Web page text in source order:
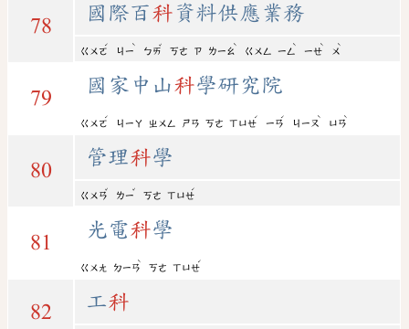
78
國際百科 資料供應業務
ㄍㄨㄛ
ˊ
ㄐㄧ
ˋ
ㄅㄞ
ˇ
ㄎㄜ ㄗ ㄌㄧㄠ
ˋ
ㄍㄨㄥ ㄧㄥ
ˋ
ㄧㄝ
ˋ
ㄨ
ˋ
79
國家中山科學研究院
ㄍㄨㄛ
ˊ
ㄐㄧㄚ ㄓㄨㄥ ㄕㄢ ㄎㄜ ㄒㄩㄝ
ˊ
ㄧㄢ
ˊ
ㄐㄧㄡ
ˋ
ㄩㄢ
ˋ
80
管理科學
ㄍㄨㄢ
ˇ
ㄌㄧ
ˇ
ㄎㄜ ㄒㄩㄝ
ˊ
81
光電科學
ㄍㄨㄤ ㄉㄧㄢ
ˋ
ㄎㄜ ㄒㄩㄝ
ˊ
82 工科